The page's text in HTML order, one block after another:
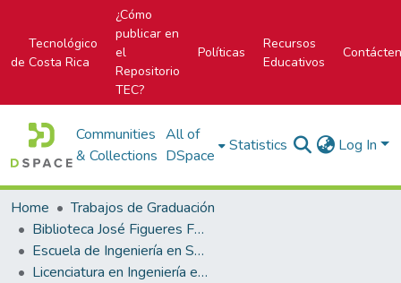
Tecnológico
de Costa Rica
¿Cómo
publicar en
el
Repositorio
TEC?
Políticas
Recursos
Educativos
Communities
& Collections
All of
DSpace
Statistics Log In
Home
Trabajos de Graduación
Biblioteca José Figueres Ferrer
Escuela de Ingeniería en Seguridad Laboral e Higiene Ambiental
Licenciatura en Ingeniería en Seguridad Laboral e Higiene Ambiental